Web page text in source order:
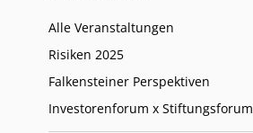
Alle Veranstaltungen
Risiken 2025
Falkensteiner Perspektiven
Investorenforum x Stiftungsforum